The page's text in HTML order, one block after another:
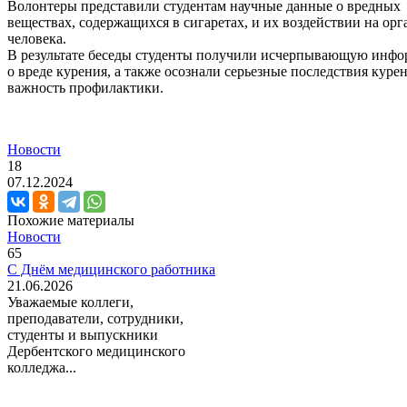
Волонтеры представили студентам научные данные о вредных
веществах, содержащихся в сигаретах, и их воздействии на
человека.
В результате беседы студенты получили исчерпывающую
о вреде курения, а также осознали серьезные последствия
важность профилактики.
Новости
18
07.12.2024
Похожие материалы
Новости
65
С Днём медицинского работника
21.06.2026
Уважаемые коллеги,
преподаватели, сотрудники,
студенты и выпускники
Дербентского медицинского
колледжа...